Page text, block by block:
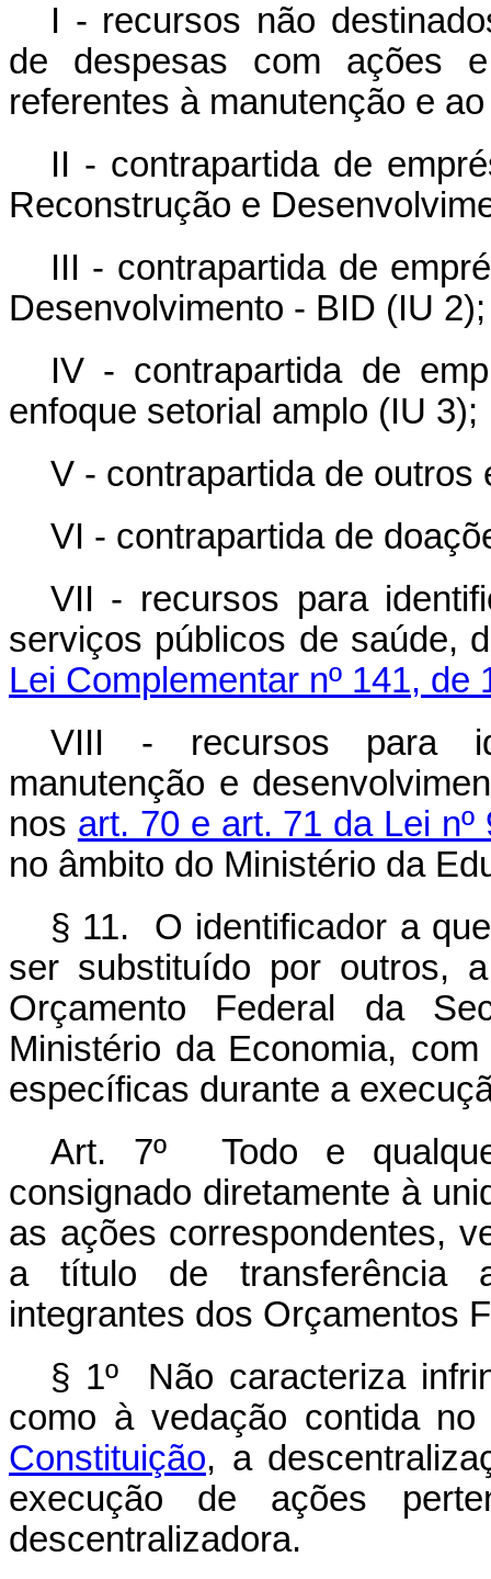
I - recursos não
de despesas com ações
referentes à manutenção e
II - contrapartida de
Reconstrução e
III - contrapartida de
Desenvolvimento - BID (IU 2);
IV - contrapartida de
enfoque setorial amplo (IU 3);
V - contrapartida de outros
VI - contrapartida de
VII - recursos para
serviços públicos de saúde,
Lei Complementar nº 141,
VIII - recursos para
manutenção e
nos art. 70 e art. 71 da Lei
no âmbito do Ministério da
§ 11. O identificador a
ser substituído por outros,
Orçamento Federal da
Ministério da Economia,
específicas durante a
Art. 7º
Todo e
consignado diretamente à
as ações correspondentes,
a título de transferência
integrantes dos Orçamentos
§ 1º Não caracteriza
como à vedação contida
Constituição, a
execução de ações
descentralizadora.